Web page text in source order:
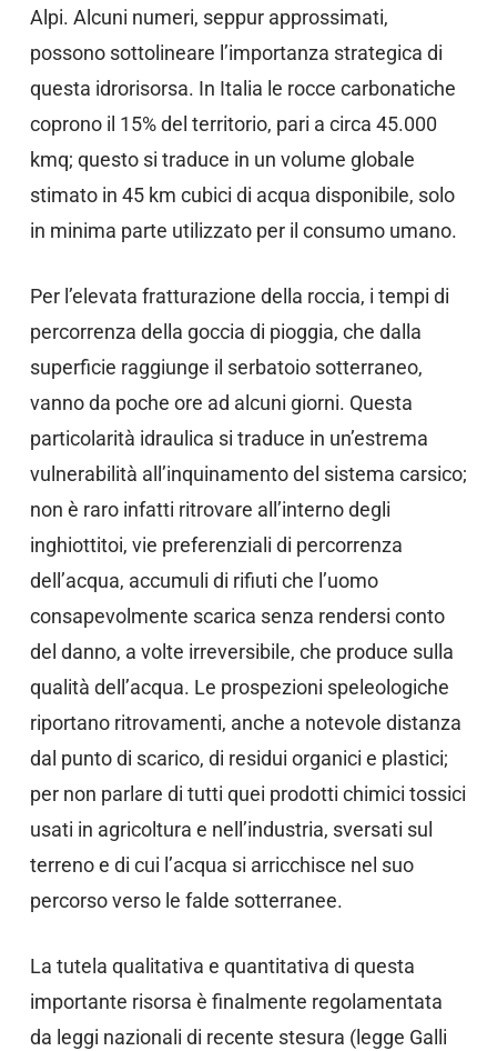
Alpi. Alcuni numeri, seppur approssimati,
possono sottolineare l’importanza strategica di
questa idrorisorsa. In Italia le rocce carbonatiche
coprono il 15% del territorio, pari a circa 45.000
kmq; questo si traduce in un volume globale
stimato in 45 km cubici di acqua disponibile, solo
in minima parte utilizzato per il consumo umano.
Per l’elevata fratturazione della roccia, i tempi di
percorrenza della goccia di pioggia, che dalla
superficie raggiunge il serbatoio sotterraneo,
vanno da poche ore ad alcuni giorni. Questa
particolarità idraulica si traduce in un’estrema
vulnerabilità all’inquinamento del sistema carsico;
non è raro infatti ritrovare all’interno degli
inghiottitoi, vie preferenziali di percorrenza
dell’acqua, accumuli di rifiuti che l’uomo
consapevolmente scarica senza rendersi conto
del danno, a volte irreversibile, che produce sulla
qualità dell’acqua. Le prospezioni speleologiche
riportano ritrovamenti, anche a notevole distanza
dal punto di scarico, di residui organici e plastici;
per non parlare di tutti quei prodotti chimici tossici
usati in agricoltura e nell’industria, sversati sul
terreno e di cui l’acqua si arricchisce nel suo
percorso verso le falde sotterranee.
La tutela qualitativa e quantitativa di questa
importante risorsa è finalmente regolamentata
da leggi nazionali di recente stesura (legge Galli